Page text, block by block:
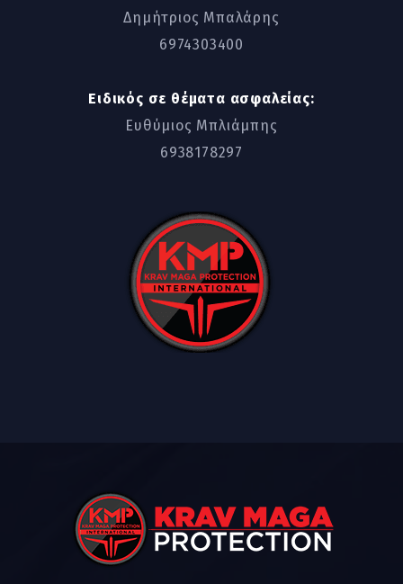
Δημήτριος Μπαλάρης
6974303400
Ειδικός σε θέματα ασφαλείας:
Ευθύμιος Μπλιάμπης
6938178297